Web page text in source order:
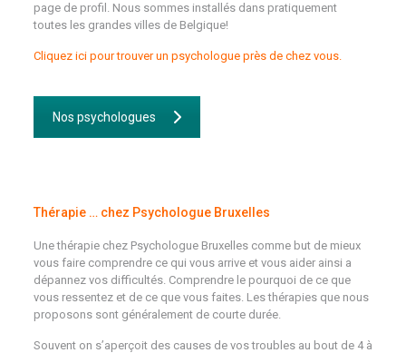
page de profil. Nous sommes installés dans pratiquement
toutes les grandes villes de Belgique!
Cliquez ici pour trouver un psychologue près de chez vous.
Nos psychologues
Thérapie … chez Psychologue Bruxelles
Une thérapie chez Psychologue Bruxelles comme but de mieux
vous faire comprendre ce qui vous arrive et vous aider ainsi a
dépannez vos difficultés. Comprendre le pourquoi de ce que
vous ressentez et de ce que vous faites. Les thérapies que nous
proposons sont généralement de courte durée.
Souvent on s’aperçoit des causes de vos troubles au bout de 4 à